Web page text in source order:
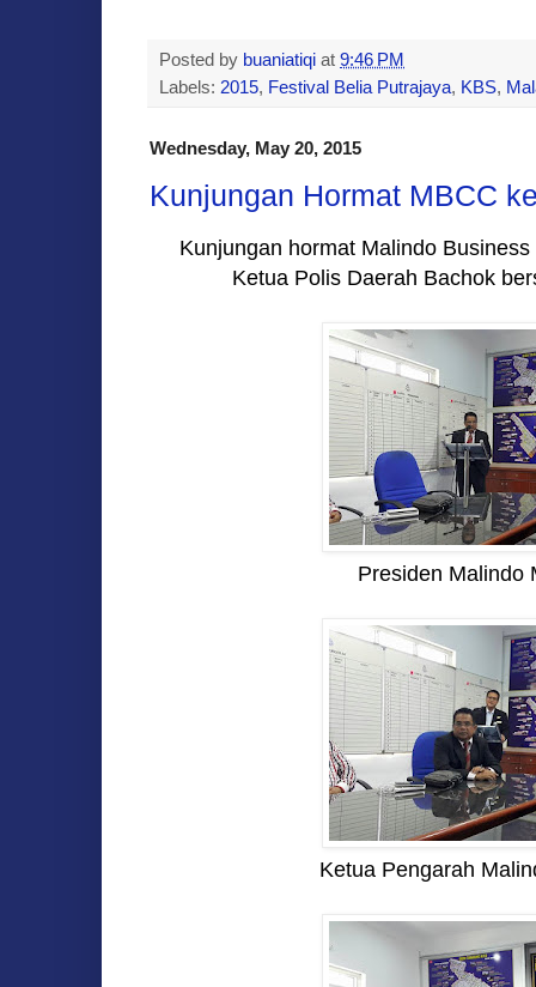
Posted by buaniatiqi at 9:46 PM
Labels: 2015, Festival Belia Putrajaya, KBS,
Wednesday, May 20, 2015
Kunjungan Hormat MBCC
Kunjungan hormat Malindo
Ketua Polis Daerah Bachok
Presiden Malindo
Ketua Pengarah